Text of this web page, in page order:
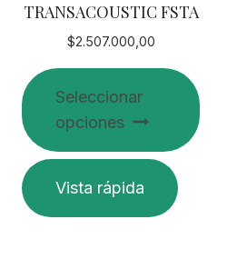
producto
TRANSACOUSTIC FSTA
$2.507.000,00
Seleccionar
opciones
Este
producto
tiene
Vista rápida